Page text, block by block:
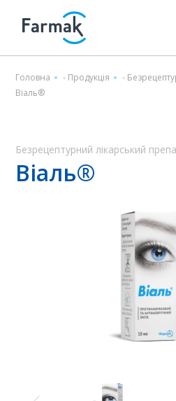
Головна - Продукція -
Віаль®
Безрецептурний лікарський
Віаль®